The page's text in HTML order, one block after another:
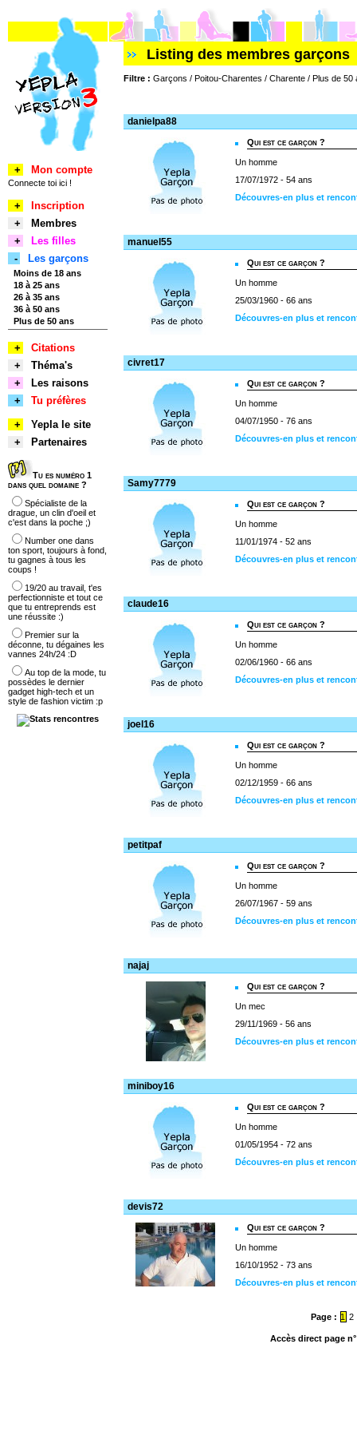
Listing des membres garçons
Filtre : Garçons / Poitou-Charentes / Charente / Plus de 50
danielpa88
Qui est ce garçon ?
Un homme
17/07/1972 - 54 ans
Découvres-en plus et
manuel55
Qui est ce garçon ?
Un homme
25/03/1960 - 66 ans
Découvres-en plus et
civret17
Qui est ce garçon ?
Un homme
04/07/1950 - 76 ans
Découvres-en plus et
Samy7779
Qui est ce garçon ?
Un homme
11/01/1974 - 52 ans
Découvres-en plus et
claude16
Qui est ce garçon ?
Un homme
02/06/1960 - 66 ans
Découvres-en plus et
joel16
Qui est ce garçon ?
Un homme
02/12/1959 - 66 ans
Découvres-en plus et
petitpaf
Qui est ce garçon ?
Un homme
26/07/1967 - 59 ans
Découvres-en plus et
najaj
Qui est ce garçon ?
Un mec
29/11/1969 - 56 ans
Découvres-en plus et
miniboy16
Qui est ce garçon ?
Un homme
01/05/1954 - 72 ans
Découvres-en plus et
devis72
Qui est ce garçon ?
Un homme
16/10/1952 - 73 ans
Découvres-en plus et
Page : 1 2
Accès direct page
+ Mon compte
Connecte toi ici !
+
Inscription
+
Membres
+
Les filles
-
Les garçons
Moins de 18 ans
18 à 25 ans
26 à 35 ans
36 à 50 ans
Plus de 50 ans
+
Citations
+
Théma's
+
Les raisons
+
Tu préfères
+
Yepla le site
+
Partenaires
Tu es numéro 1
dans quel domaine ?
Spécialiste de la
drague, un clin d'oeil et
c'est dans la poche ;)
Number one dans
ton sport, toujours à fond,
tu gagnes à tous les
coups !
19/20 au travail, t'es
perfectionniste et tout ce
que tu entreprends est
une réussite :)
Premier sur la
déconne, tu dégaines les
vannes 24h/24 :D
Au top de la mode, tu
possèdes le dernier
gadget high-tech et un
style de fashion victim :p